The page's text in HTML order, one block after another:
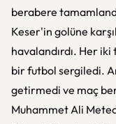
berabere
Keser'in golüne
havalandırdı. Her
bir futbol sergiledi.
getirmedi ve maç
Muhammet Ali